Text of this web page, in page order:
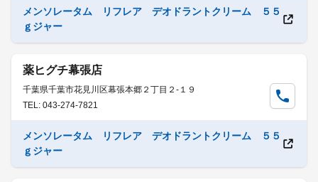
メンソレータム リフレア デオドラントクリーム ５５
ｇジャー
薬ヒグチ幕張店
千葉県千葉市花見川区幕張本郷２丁目２-１９
TEL: 043-274-7821
メンソレータム リフレア デオドラントクリーム ５５
ｇジャー